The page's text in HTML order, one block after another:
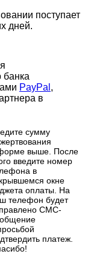
поступает
дней.
банка
PayPal ,
в
сумму
выше. После
введите номер
в
окне
оплаты. На
телефон будет
СМС-
платеж.